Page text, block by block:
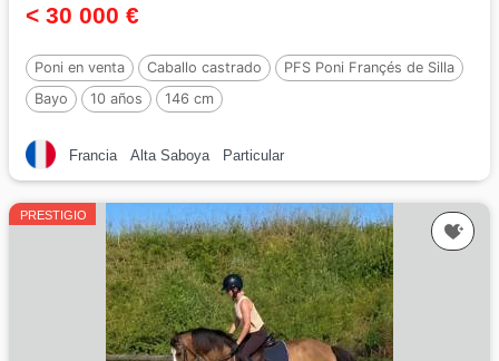
< 30 000 €
Poni en venta Caballo castrado
PFS Poni Françés de Silla
Bayo
10 años
146 cm
Francia
Alta Saboya Particular
PRESTIGIO